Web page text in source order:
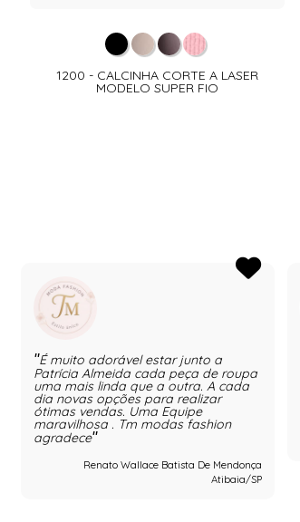
1200 - CALCINHA CORTE A LASER
MODELO SUPER FIO
É muito adorável estar junto a
Patrícia Almeida cada peça de roupa
uma mais linda que a outra. A cada
dia novas opções para realizar
ótimas vendas. Uma Equipe
maravilhosa . Tm modas fashion
agradece
Renato Wallace Batista De Mendonça
Atibaia/SP